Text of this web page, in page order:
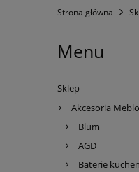
WYPRZEDAŻE
Strona główna
Menu
Sklep
Akcesoria
Blum
AGD
Baterie